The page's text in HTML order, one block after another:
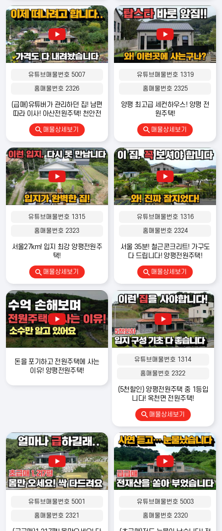
유튜브매물번호 5007
홈매물번호 2326
(급매)유튜버가 관리하던 집! 남편
따라 이사! 아산전원주택! 천안전
원주택!
매물상세보기
유튜브매물번호 1319
홈매물번호 2325
양평 최고급 세컨하우스! 양평 전
원주택!
매물상세보기
유튜브매물번호 1315
홈매물번호 2323
서울27km! 입지 최강 양평전원주
택!
매물상세보기
유튜브매물번호 1316
홈매물번호 2324
서울 35분! 철근콘크리트! 가구도
다 드립니다! 양평전원주택!
매물상세보기
돈을 포기하고 전원주택에 사는
이유! 양평전원주택!
유튜브매물번호 1314
홈매물번호 2322
(5천할인) 양평전원주택 중 1등입
니다! 옥천면 전원주택!
매물상세보기
유튜브매물번호 5001
홈매물번호 2321
유튜브매물번호 5003
홈매물번호 2320
발품탑 전원주택|사업자등록번호: 650-14-02571 |통신판매업신고번호
2026-서울강남ㅡ04342 |대표자: 김용한 (고려대학교 체육학 박사 · 대표 공
인중개사)|본사: 서울특별시 강남구 테헤란로79길 6, JS타워 3층 |대표번호
: 1800-9197
발품탑부동산|사업자등록번호: 579-29-01660 |중개업등록번호: 제
41830-2023-00046호 |대표 공인중개사: 김용한|중개사무소: 경기도 양
평군 서종면 북한강로 755 (문호리 790-2) 101호 |전화: 031-774-0121 |
발품탑부동산TV 전원주택 전문 유튜브 채널 운영
24만 구독자와 함께하는 대한민국 대표 전원주택 전문 채널
Copyright 2022발품 탑 전원주택. All rights reserved.
산업 진흥법에 따라 법률적 책임이 따를 수 있습니다.